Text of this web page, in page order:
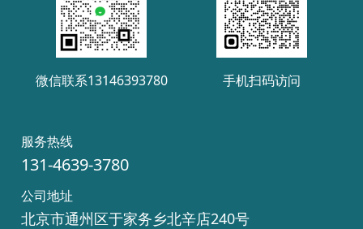
微信联系13146393780 手机扫码访问
服务热线
131-4639-3780
公司地址
北京市通州区于家务乡北辛店240号